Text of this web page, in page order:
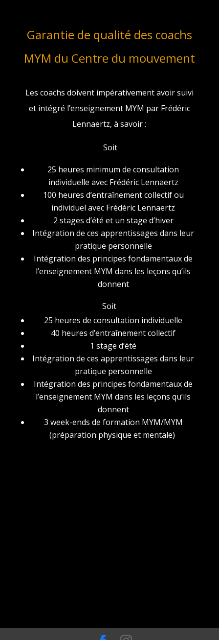
Garantie de qualité des coachs
MYM du Centre du mouvement
Les coachs doivent impérativement avoir suivi
et intégré l’enseignement MYM par Frédéric
Lennaertz, à savoir :
Soit
25 heures minimum de consultation
individuelle avec Frédéric Lennaertz
⁠100 heures d’entraînement collectif ou
individuel avec Frédéric Lennaertz
2 stages d’été et un stage d’hiver
Intégration de ces apprentissages dans leur
pratique personnelle
Intégration des principes fondamentaux de
l’enseignement MYM dans les leçons qu’ils
donnent
Soit
25 heures de consultation individuelle
40 heures d’entraînement collectif
1 stage d’été
Intégration de ces apprentissages dans leur
pratique personnelle
Intégration des principes fondamentaux de
l’enseignement MYM dans les leçons qu’ils
donnent
3 week-ends de formation MYM/MYM
(préparation physique et mentale)